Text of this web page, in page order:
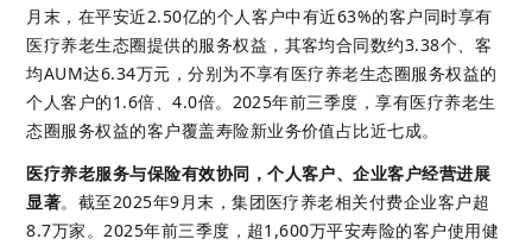
月末，在平安近2.50亿的个人客户中有近63%的客户同时享有
医疗养老生态圈提供的服务权益，其客均合同数约3.38个、客
均AUM达6.34万元，分别为不享有医疗养老生态圈服务权益的
个人客户的1.6倍、4.0倍。2025年前三季度，享有医疗养老生
态圈服务权益的客户覆盖寿险新业务价值占比近七成。
医疗养老服务与保险有效协同，个人客户、企业客户经营进展
显著。 截至2025年9月末，集团医疗养老相关付费企业客户超
8.7万家。2025年前三季度，超1,600万平安寿险的客户使用健